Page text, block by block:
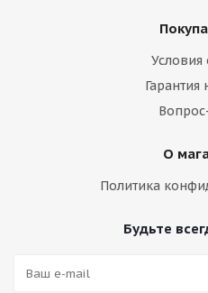
Условия
Гарантия
О
Политика
Будьте